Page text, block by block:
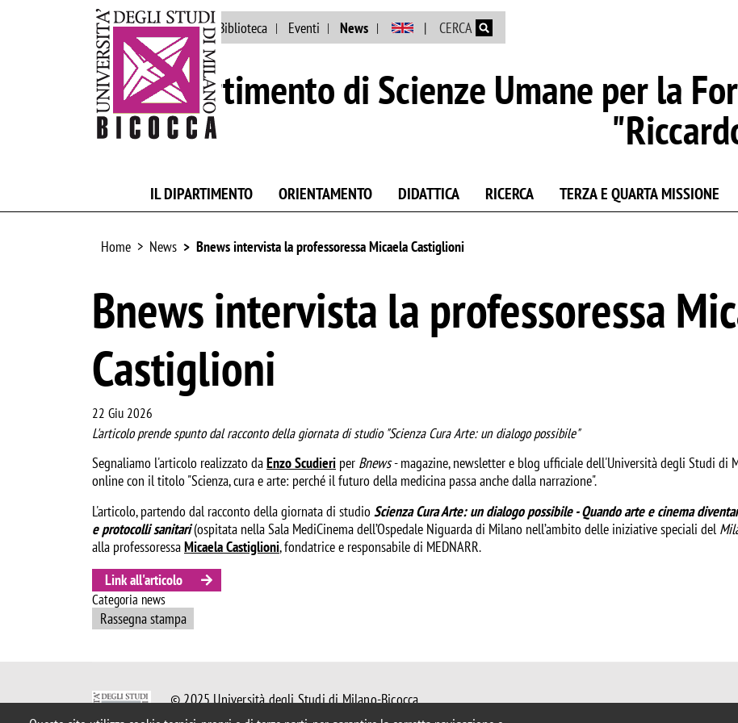
Ateneo Persone Biblioteca Eventi News CERCA
Dipartimento di Scienze Umane per la
IL DIPARTIMENTO ORIENTAMENTO DIDATTICA RICERCA TERZA E QUARTA MISSIONE
Home News Bnews intervista la professoressa Micaela Castiglioni
Bnews intervista la professoressa
Castiglioni
22 Giu 2026
L'articolo prende spunto dal racconto della giornata di studio "Scienza Cura Arte: un dialogo possibile"
Segnaliamo l'articolo realizzato daEnzo Scudieri per Bnews- magazine, newsletter e blog ufficiale dell'Università degli Studi di
online con il titolo "Scienza, cura e arte: perché il futuro della medicina passa anche dalla narrazione".
L'articolo, partendo dal racconto della giornata di studioScienza Cura Arte: un dialogo possibile - Quando arte e cinema
e protocolli sanitari(ospitata nella Sala MediCinema dell’Ospedale Niguarda di Milano nell’ambito delle iniziative speciali del
alla professoressaMicaela Castiglioni, fondatrice e responsabile di MEDNARR.
Link all'articolo
Categoria news
Rassegna stampa
© 2025 Università degli Studi di Milano-Bicocca
Piazza dell'Ateneo Nuovo, 1 - 20126, Milano